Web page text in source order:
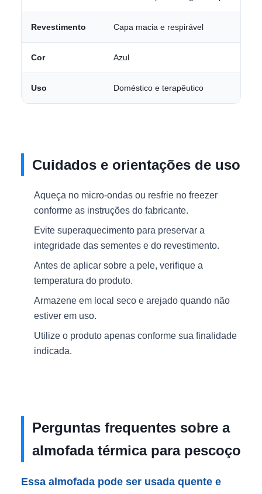
Revestimento Capa macia e respirável
Cor Azul
Uso Doméstico e terapêutico
Cuidados e orientações de uso
Aqueça no micro-ondas ou resfrie no freezer
conforme as instruções do fabricante.
Evite superaquecimento para preservar a
integridade das sementes e do revestimento.
Antes de aplicar sobre a pele, verifique a
temperatura do produto.
Armazene em local seco e arejado quando não
estiver em uso.
Utilize o produto apenas conforme sua finalidade
indicada.
Perguntas frequentes sobre a
almofada térmica para pescoço
Essa almofada pode ser usada quente e